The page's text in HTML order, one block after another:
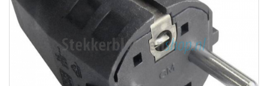
gallerij